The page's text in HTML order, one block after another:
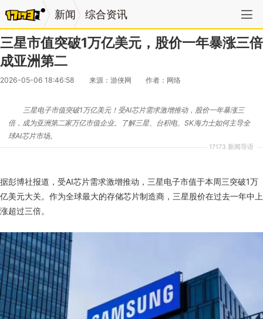
新闻 综合资讯
三星市值突破1万亿美元，股价一年暴涨三倍
成亚洲第二
2026-05-06 18:46:58 来源：游侠网 作者：网络
17173 新闻导语
三星电子市值突破1万亿美元！受AI芯片需求激增推动，股价一年暴涨三
倍，成为亚洲第二家万亿市值企业。了解三星、台积电、SK海力士如何主导全
球AI芯片市场。
据彭博社报道，受AI芯片需求激增推动，三星电子市值于本周三突破1万
亿美元大关。作为全球最大的存储芯片制造商，三星股价在过去一年中上
涨超过三倍。